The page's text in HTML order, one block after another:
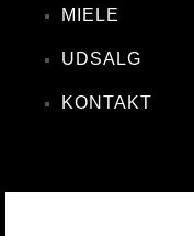
MIELE
UDSALG
KONTAKT